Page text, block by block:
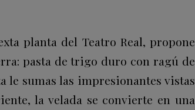
planta del Teatro Real, propone
pasta de trigo duro con ragú de
le sumas las impresionantes vistas
la velada se convierte en una